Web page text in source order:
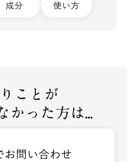
成分 使い方
ことが
かった方は...
お問い合わせ